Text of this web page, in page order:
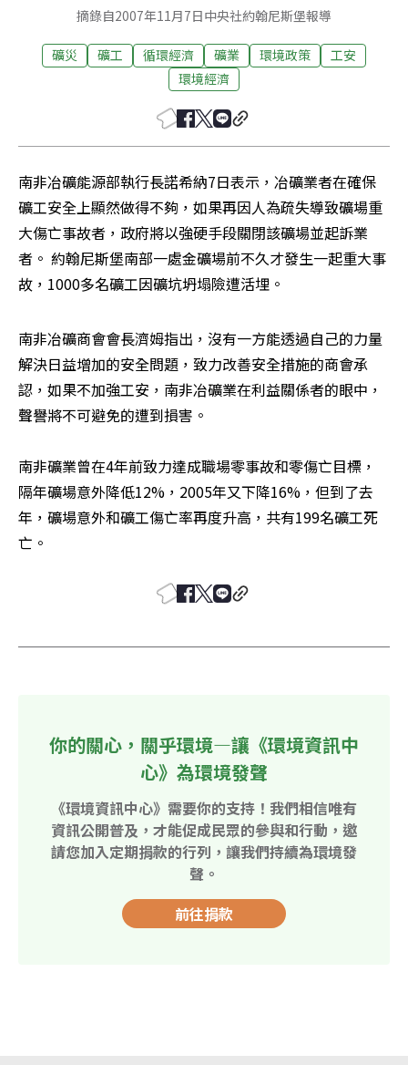
摘錄自2007年11月7日中央社約翰尼斯堡報導
礦災 礦工 循環經濟 礦業 環境政策
工安
環境經濟
南非冶礦能源部執行長諾希納7日表示，冶礦業者在確保
礦工安全上顯然做得不夠，如果再因人為疏失導致礦場重
大傷亡事故者，政府將以強硬手段關閉該礦場並起訴業
者。 約翰尼斯堡南部一處金礦場前不久才發生一起重大事
故，1000多名礦工因礦坑坍塌險遭活埋。
南非冶礦商會會長濟姆指出，沒有一方能透過自己的力量
解決日益增加的安全問題，致力改善安全措施的商會承
認，如果不加強工安，南非冶礦業在利益關係者的眼中，
聲譽將不可避免的遭到損害。
南非礦業曾在4年前致力達成職場零事故和零傷亡目標，
隔年礦場意外降低12%，2005年又下降16%，但到了去
年，礦場意外和礦工傷亡率再度升高，共有199名礦工死
亡。
你的關心，關乎環境—讓《環境資訊中
心》為環境發聲
《環境資訊中心》需要你的支持！我們相信唯有
資訊公開普及，才能促成民眾的參與和行動，邀
請您加入定期捐款的行列，讓我們持續為環境發
聲。
前往捐款